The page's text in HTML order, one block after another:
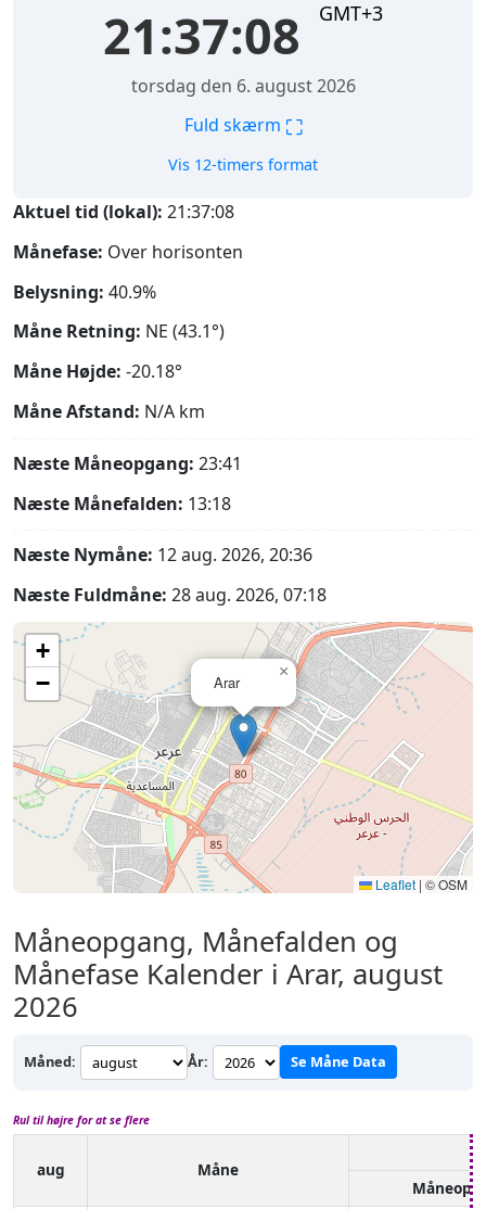
21:37:09 GMT+3
torsdag den 6. august 2026
Fuld skærm ⛶
Vis 12-timers format
Aktuel tid (lokal): 21:37:09
Månefase: Over horisonten
Belysning: 40.9%
Måne Retning: NE (43.1°)
Måne Højde: -20.18°
Måne Afstand: N/A km
Næste Måneopgang: 23:41
Næste Månefalden: 13:18
Næste Nymåne: 12 aug. 2026, 20:36
Næste Fuldmåne: 28 aug. 2026, 07:18
Arar
×
+
−
Leaflet | © OSM
Måneopgang, Månefalden og
Månefase Kalender i Arar, august
2026
Måned: År: Se Måne Data
Rul til højre for at se flere
aug
Måne